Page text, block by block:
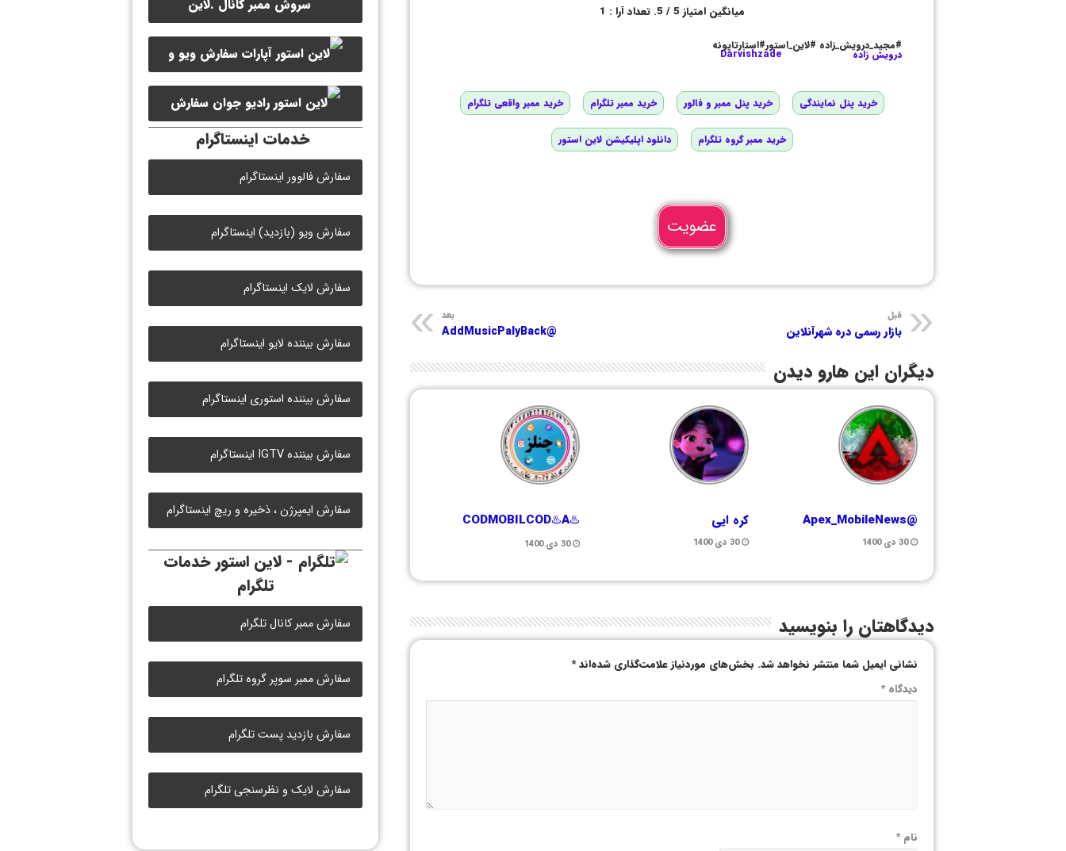
میانگین امتیاز5/ 5. تعداد آرا : 1
#مجید_درویش_زاده #لاین_استور#استارتاپونه
درویش زاده Darvishzade
خرید پنل نمایندگی خرید پنل ممبر و فالور خرید ممبر تلگرام خرید ممبر واقعی تلگرام
خرید ممبر گروه تلگرام دانلود اپلیکیشن لاین استور
عضویت
قبل
بازار رسمی دره شهرآنلاین
بعد
@AddMusicPalyBack
دیگران این هارو دیدن
@Apex_MobileNews
30 دی 1400
کره ایی
30 دی 1400
♨️CODMOBILCOD♨️A
30 دی 1400
دیدگاهتان را بنویسید
نشانی ایمیل شما منتشر نخواهد شد. بخش‌های موردنیاز علامت‌گذاری شده‌اند*
دیدگاه*
نام*
سفارش ممبر کانال سروش
سفارش ویو و
لایک ویدیو آپارات
سفارش
لایک رادیو جوان
خدمات اینستاگرام
سفارش فالوور اینستاگرام
سفارش ویو (بازدید) اینستاگرام
سفارش لایک اینستاگرام
سفارش بیننده لایو اینستاگرام
سفارش بیننده استوری اینستاگرام
سفارش بیننده IGTV اینستاگرام
سفارش ایمپرژن ، ذخیره و ریچ اینستاگرام
خدمات
تلگرام
سفارش ممبر کانال تلگرام
سفارش ممبر سوپر گروه تلگرام
سفارش بازدید پست تلگرام
سفارش لایک و نظرسنجی تلگرام